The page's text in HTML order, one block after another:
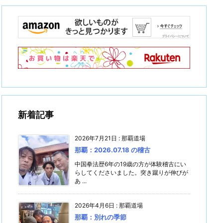
新着記事
2026年7月21日 : 那覇道場
那覇：2026.07.18 の稽古
中国拳法歴6年の19歳の方が体験稽古にい
らしてくださいました。突き蹴りが伸びが
あ ...
2026年4月6日 : 那覇道場
那覇：別れの季節